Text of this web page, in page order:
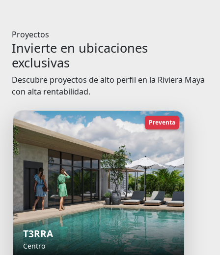
Proyectos
Invierte en ubicaciones
exclusivas
Descubre proyectos de alto perfil en la Riviera Maya
con alta rentabilidad.
Preventa
T3RRA
Centro